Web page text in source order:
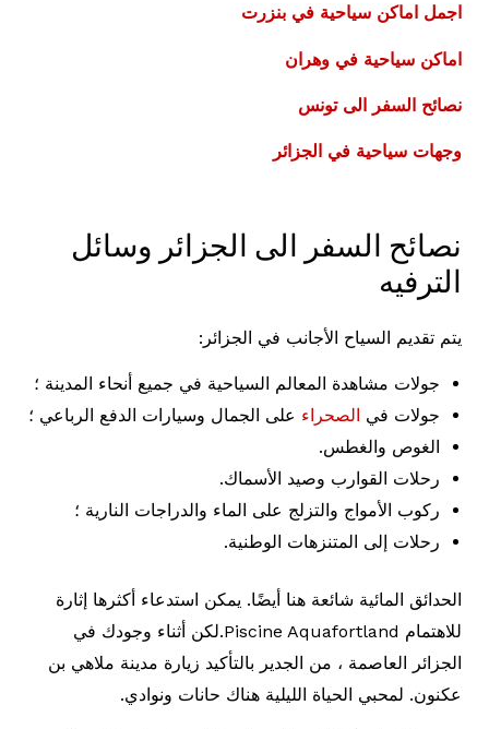
اجمل اماكن سياحية في بنزرت
اماكن سياحية في وهران
نصائح السفر الى تونس
وجهات سياحية في الجزائر
نصائح السفر الى الجزائر وسائل
الترفيه
يتم تقديم السياح الأجانب في الجزائر:
جولات مشاهدة المعالم السياحية في جميع أنحاء المدينة ؛
جولات في الصحراء على الجمال وسيارات الدفع الرباعي ؛
الغوص والغطس.
رحلات القوارب وصيد الأسماك.
ركوب الأمواج والتزلج على الماء والدراجات النارية ؛
رحلات إلى المتنزهات الوطنية.
الحدائق المائية شائعة هنا أيضًا. يمكن استدعاء أكثرها إثارة
للاهتمام Piscine Aquafortland.لكن أثناء وجودك في
الجزائر العاصمة ، من الجدير بالتأكيد زيارة مدينة ملاهي بن
عكنون. لمحبي الحياة الليلية هناك حانات ونوادي.